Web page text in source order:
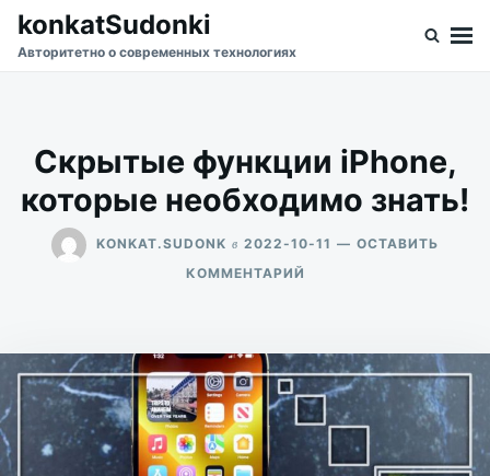
Перейти
Искать:
konkatSudonki
Авторитетно о современных технологиях
Скрытые функции iPhone,
которые необходимо знать!
KONKAT.SUDONK в 2022-10-11
ОСТАВИТЬ
КОММЕНТАРИЙ
КОТОРЫЕ
НЕОБХОДИМО
ЗНАТЬ!